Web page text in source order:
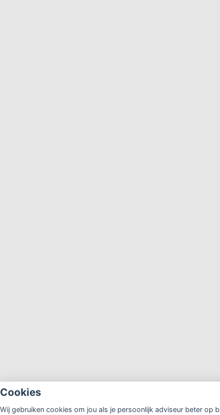
Cookies
Wij gebruiken cookies om jou als je persoonlijk adviseur beter op